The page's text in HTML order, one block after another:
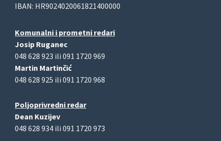
IBAN: HR9024020061821400000
Komunalni i prometni redari
Josip Ruganec
048 628 923 ili 091 1720 969
Martin Martinčić
048 628 925 ili 091 1720 968
Poljoprivredni redar
Dean Kuzijev
048 628 934 ili 091 1720 973